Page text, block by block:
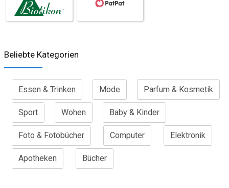
Beliebte Kategorien
Essen & Trinken Mode Parfum & Kosmetik
Sport Wohen Baby & Kinder
Foto & Fotobücher Computer Elektronik
Apotheken Bücher